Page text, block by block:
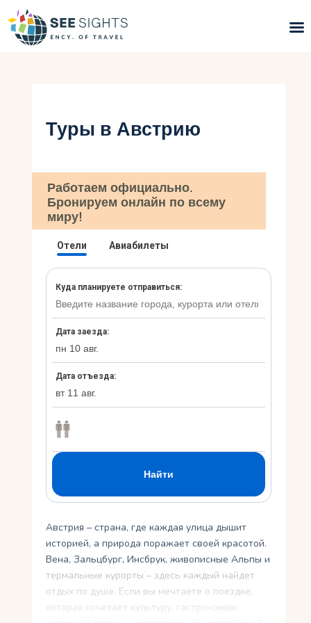
Страны
Инфо
Контакты
Туры в Австрию
Работаем официально.
Бронируем онлайн по всему
миру!
Австрия – страна, где каждая улица дышит
историей, а природа поражает своей красотой.
Вена, Зальцбург, Инсбрук, живописные Альпы и
термальные курорты – здесь каждый найдет
отдых по душе. Если вы мечтаете о поездке,
которая сочетает культуру, гастрономию,